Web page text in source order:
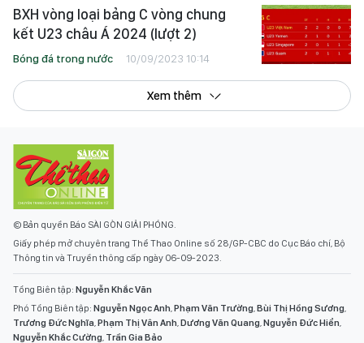
BXH vòng loại bảng C vòng chung
kết U23 châu Á 2024 (lượt 2)
Bóng đá trong nước 10/09/2023 10:14
Xem thêm
© Bản quyền Báo SÀI GÒN GIẢI PHÓNG.
Giấy phép mở chuyên trang Thể Thao Online số 28/GP-CBC do Cục Báo chí, Bộ
Thông tin và Truyền thông cấp ngày 06-09-2023.
Tổng Biên tập: Nguyễn Khắc Văn
Phó Tổng Biên tập: Nguyễn Ngọc Anh,Phạm Văn Trường,Bùi Thị Hồng Sương,
Trương Đức Nghĩa,Phạm Thị Vân Anh,Dương Văn Quang,Nguyễn Đức Hiển,
Nguyễn Khắc Cường, Trần Gia Bảo